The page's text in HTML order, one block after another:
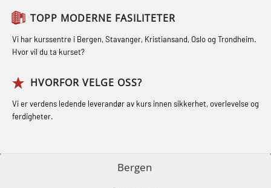
oljearbeidere (OBS1055)
GWO: BST – Offshore (Blended with
Adaptive e-learning + practical)
(RBSBLE018)
GWO: BST – Offshore (Blended: e-
learning practical) (RBSBLE001)
STCW Medisinsk førstehjelp (MFA1081)
STCW Medisinsk førstehjelp
oppdatering (MBSBLE025)
STCW Oppdatering Medisinsk
Påbygging fra Offshore Norge til
Fallsikring (FAR108)
(LFI100)
TOPP MODERNE FASILITETER
Vi har kurssentre i Bergen, Stavanger, Kristiansand, Oslo og Trondheim.
Hvor vil du ta kurset?
HVORFOR VELGE OSS?
Vi er verdens ledende leverandør av kurs innen sikkerhet, overlevelse og
ferdigheter.
Bergen